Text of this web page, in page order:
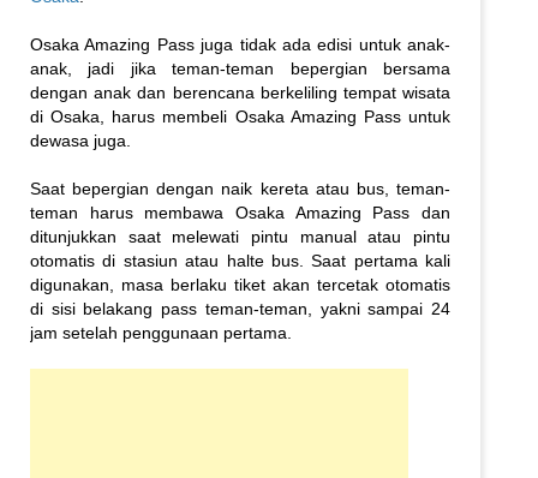
Osaka Amazing Pass juga tidak ada edisi untuk anak-
anak, jadi jika teman-teman bepergian bersama
dengan anak dan berencana berkeliling tempat wisata
di Osaka, harus membeli Osaka Amazing Pass untuk
dewasa juga.
Saat bepergian dengan naik kereta atau bus, teman-
teman harus membawa Osaka Amazing Pass dan
ditunjukkan saat melewati pintu manual atau pintu
otomatis di stasiun atau halte bus. Saat pertama kali
digunakan, masa berlaku tiket akan tercetak otomatis
di sisi belakang pass teman-teman, yakni sampai 24
jam setelah penggunaan pertama.